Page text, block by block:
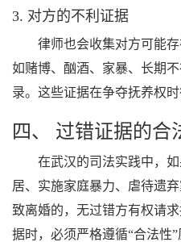
3. 对方的不利证据
律师也会收集对方可能
如赌博、酗酒、家暴、长期
录。这些证据在争夺抚养权
四、 过错证据的合
在武汉的司法实践中，
居、实施家庭暴力、虐待遗
致离婚的，无过错方有权请
据时，必须严格遵循“合法性”